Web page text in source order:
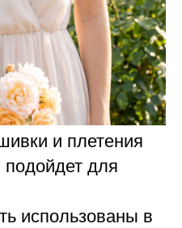
и плетения
для
использованы в